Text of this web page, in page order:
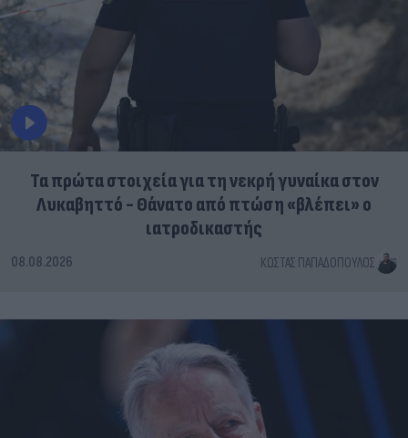
Τα πρώτα στοιχεία για τη νεκρή γυναίκα στον
Λυκαβηττό - Θάνατο από πτώση «βλέπει» ο
ιατροδικαστής
08.08.2026 ΚΏΣΤΑΣ ΠΑΠΑΔΌΠΟΥΛΟΣ